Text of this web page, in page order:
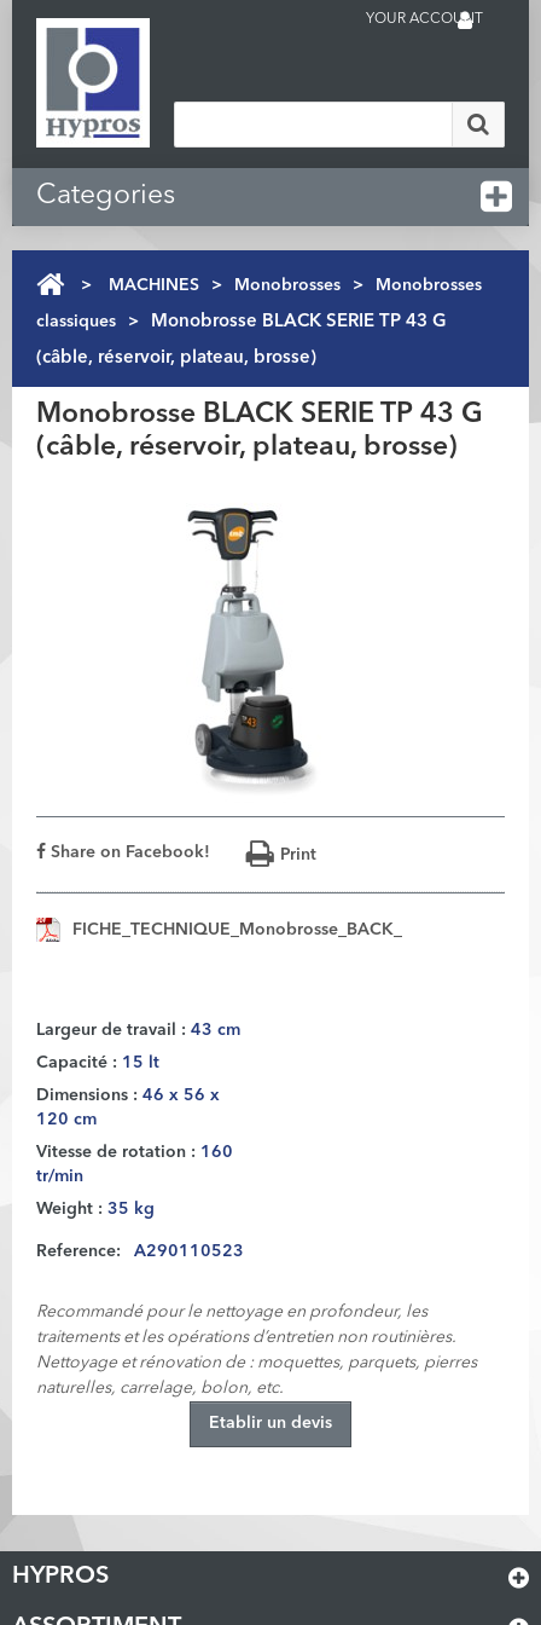
YOUR ACCOUNT
Categories
> MACHINES > Monobrosses > Monobrosses
classiques >
Monobrosse BLACK SERIE TP 43 G
(câble, réservoir, plateau, brosse)
Monobrosse BLACK SERIE TP 43 G
(câble, réservoir, plateau, brosse)
Share on Facebook! Print
FICHE_TECHNIQUE_Monobrosse_BACK_
Largeur de travail : 43 cm
Capacité : 15 lt
Dimensions : 46 x 56 x
120 cm
Vitesse de rotation : 160
tr/min
Weight : 35 kg
Reference: A290110523
Recommandé pour le nettoyage en profondeur, les
traitements et les opérations d’entretien non routinières.
Nettoyage et rénovation de : moquettes, parquets, pierres
naturelles, carrelage, bolon, etc.
Etablir un devis
HYPROS